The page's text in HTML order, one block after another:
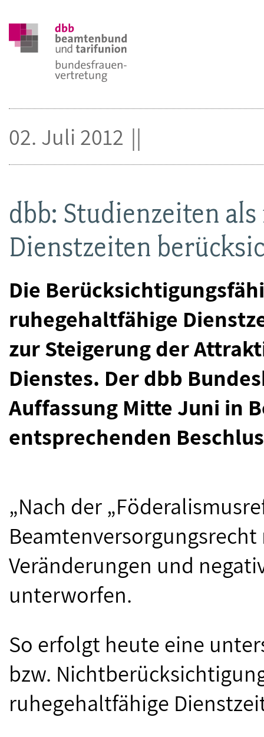
dbb: Studienzeiten
Dienstzeiten
Die
ruhegehaltfähige
zur Steigerung der
Dienstes. Der dbb
Auffassung Mitte Juni in
entsprechenden
02. Juli 2012
„Nach der
Veränderungen und
unterworfen.
So erfolgt heute eine
bzw.
ruhegehaltfähige